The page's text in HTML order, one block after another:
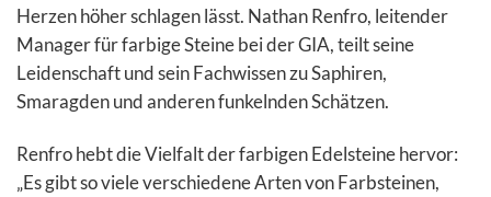
Herzen höher schlagen lässt. Nathan Renfro, leitender
Manager für farbige Steine bei der GIA, teilt seine
Leidenschaft und sein Fachwissen zu Saphiren,
Smaragden und anderen funkelnden Schätzen.
Renfro hebt die Vielfalt der farbigen Edelsteine hervor:
„Es gibt so viele verschiedene Arten von Farbsteinen,